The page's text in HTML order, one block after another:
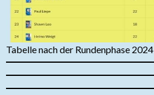
Tabelle nach der Rundenphase 2024